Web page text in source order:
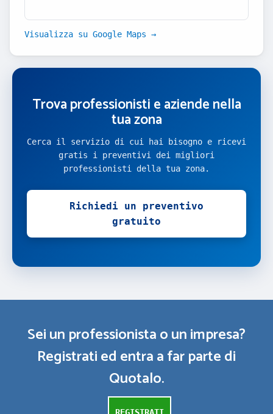
Visualizza su Google Maps →
Trova professionisti e aziende nella
tua zona
Cerca il servizio di cui hai bisogno e ricevi
gratis i preventivi dei migliori
professionisti della tua zona.
Richiedi un preventivo
gratuito
Sei un professionista o un impresa?
Registrati ed entra a far parte di
Quotalo.